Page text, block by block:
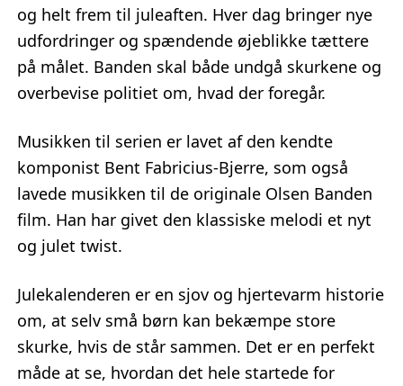
og helt frem til juleaften. Hver dag bringer nye
udfordringer og spændende øjeblikke tættere
på målet. Banden skal både undgå skurkene og
overbevise politiet om, hvad der foregår.
Musikken til serien er lavet af den kendte
komponist Bent Fabricius-Bjerre, som også
lavede musikken til de originale Olsen Banden
film. Han har givet den klassiske melodi et nyt
og julet twist.
Julekalenderen er en sjov og hjertevarm historie
om, at selv små børn kan bekæmpe store
skurke, hvis de står sammen. Det er en perfekt
måde at se, hvordan det hele startede for